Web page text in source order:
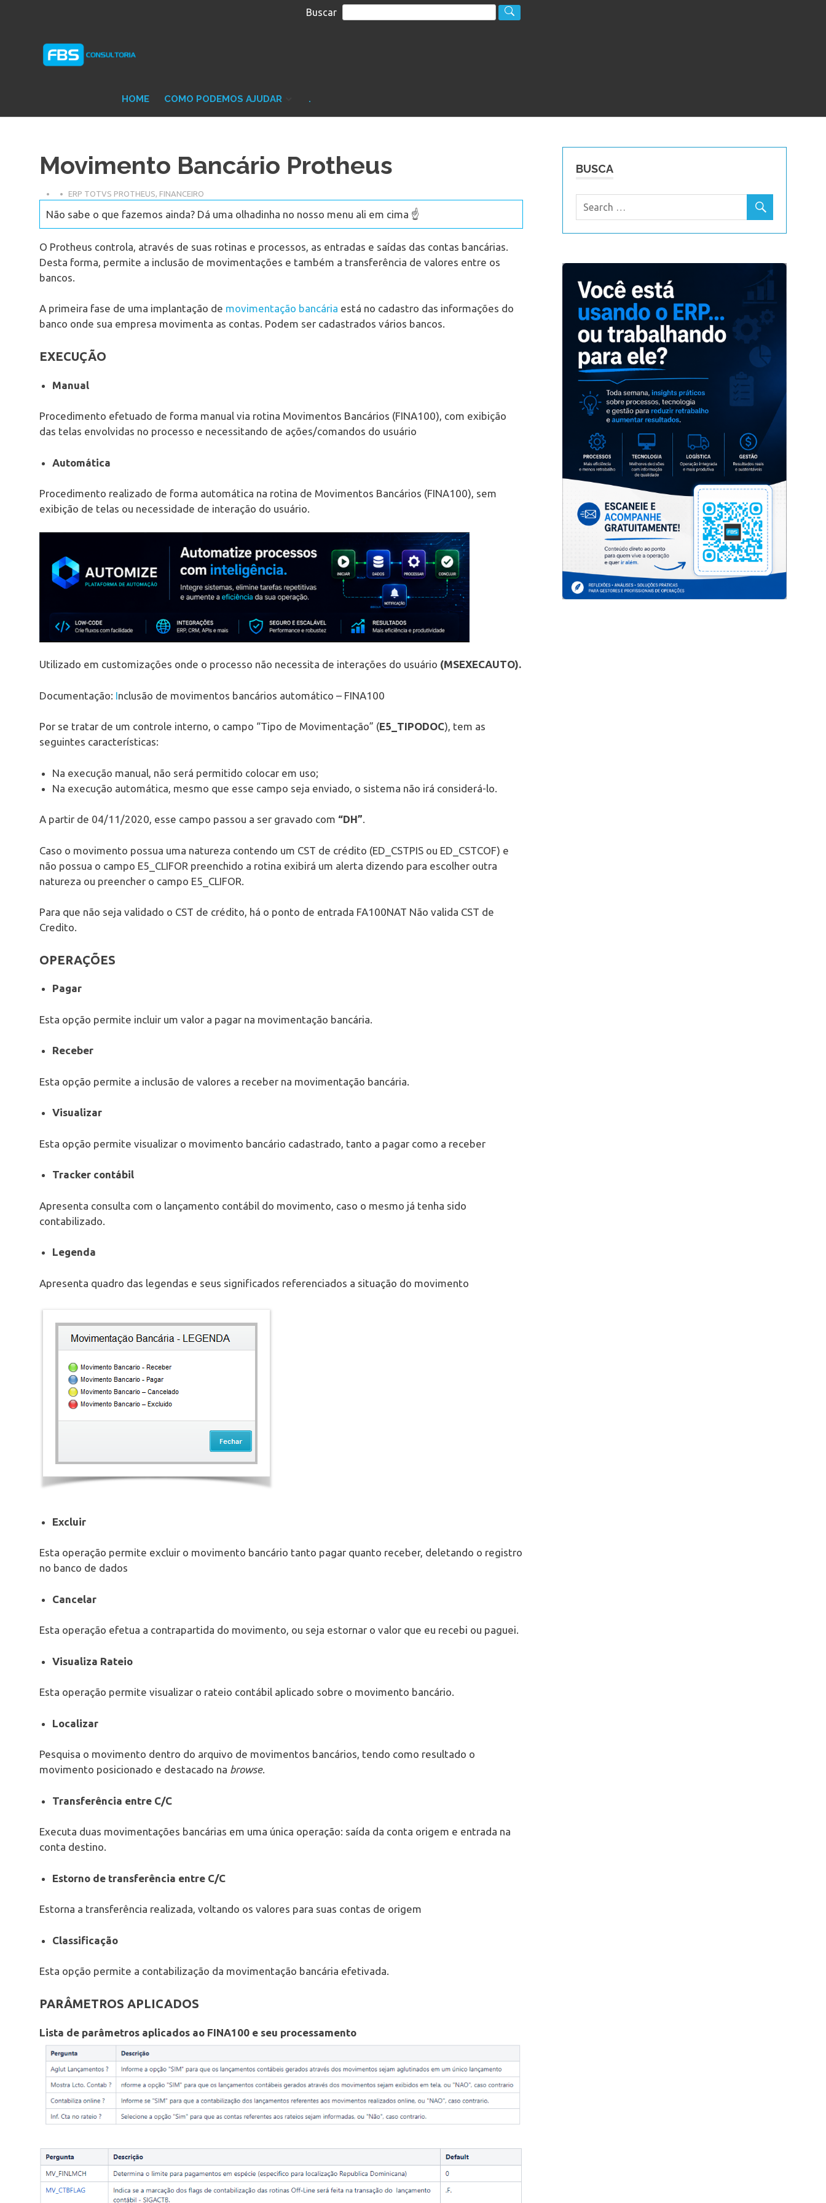
Buscar
Protheus
TOTVS
HOME COMO PODEMOS AJUDAR .
Movimento Bancário Protheus
ERP TOTVS PROTHEUS FINANCEIRO
Não sabe o que fazemos ainda? Dá uma olhadinha no nosso menu ali em cima ☝️
O Protheus controla, através de suas rotinas e processos, as entradas e saídas das contas bancárias.
Desta forma, permite a inclusão de movimentações e também a transferência de valores entre os
bancos.
A primeira fase de uma implantação de movimentação bancária está no cadastro das informações do
banco onde sua empresa movimenta as contas. Podem ser cadastrados vários bancos.
EXECUÇÃO
Manual
Procedimento efetuado de forma manual via rotina Movimentos Bancários (FINA100), com exibição
das telas envolvidas no processo e necessitando de ações/comandos do usuário
Automática
Procedimento realizado de forma automática na rotina de Movimentos Bancários (FINA100), sem
exibição de telas ou necessidade de interação do usuário.
Utilizado em customizações onde o processo não necessita de interações do usuário (MSEXECAUTO).
Documentação: Inclusão de movimentos bancários automático – FINA100
Por se tratar de um controle interno, o campo “Tipo de Movimentação” (E5_TIPODOC), tem as
seguintes características:
Na execução manual, não será permitido colocar em uso;
Na execução automática, mesmo que esse campo seja enviado, o sistema não irá considerá-lo.
A partir de 04/11/2020, esse campo passou a ser gravado com “DH”.
Caso o movimento possua uma natureza contendo um CST de crédito (ED_CSTPIS ou ED_CSTCOF) e
não possua o campo E5_CLIFOR preenchido a rotina exibirá um alerta dizendo para escolher outra
natureza ou preencher o campo E5_CLIFOR.
Para que não seja validado o CST de crédito, há o ponto de entrada FA100NAT Não valida CST de
Credito.
OPERAÇÕES
Pagar
Esta opção permite incluir um valor a pagar na movimentação bancária.
Receber
Esta opção permite a inclusão de valores a receber na movimentação bancária.
Visualizar
Esta opção permite visualizar o movimento bancário cadastrado, tanto a pagar como a receber
Tracker contábil
Apresenta consulta com o lançamento contábil do movimento, caso o mesmo já tenha sido
contabilizado.
Legenda
Apresenta quadro das legendas e seus significados referenciados a situação do movimento
Excluir
Esta operação permite excluir o movimento bancário tanto pagar quanto receber, deletando o registro
no banco de dados
Cancelar
Esta operação efetua a contrapartida do movimento, ou seja estornar o valor que eu recebi ou paguei.
Visualiza Rateio
Esta operação permite visualizar o rateio contábil aplicado sobre o movimento bancário.
Localizar
Pesquisa o movimento dentro do arquivo de movimentos bancários, tendo como resultado o
movimento posicionado e destacado na browse.
Transferência entre C/C
Executa duas movimentações bancárias em uma única operação: saída da conta origem e entrada na
conta destino.
Estorno de transferência entre C/C
Estorna a transferência realizada, voltando os valores para suas contas de origem
Classificação
Esta opção permite a contabilização da movimentação bancária efetivada.
PARÂMETROS APLICADOS
Lista de parâmetros aplicados ao FINA100 e seu processamento
BUSCA